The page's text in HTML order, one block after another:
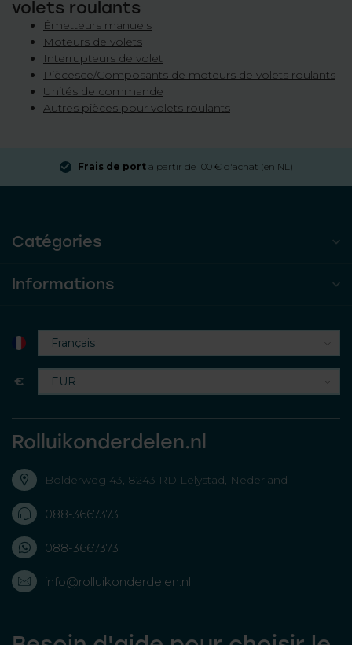
volets roulants
Émetteurs manuels
Moteurs de volets
Interrupteurs de volet
Piècesce/Composants de moteurs de volets roulants
Unités de commande
Autres pièces pour volets roulants
Frais de portà partir de 100 € d'achat (en NL)
Catégories
Informations
€
Rolluikonderdelen.nl
Bolderweg 43, 8243 RD Lelystad, Nederland
088-3667373
088-3667373
info@rolluikonderdelen.nl